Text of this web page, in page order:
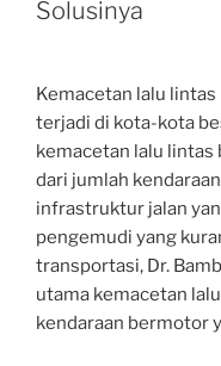
Solusinya
Kemacetan lalu
terjadi di kota-kota
kemacetan lalu lintas
dari jumlah
infrastruktur jalan
pengemudi yang
transportasi, Dr.
utama kemacetan
kendaraan bermotor